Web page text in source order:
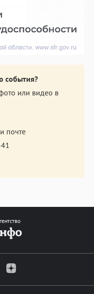
события?
или видео в
почте